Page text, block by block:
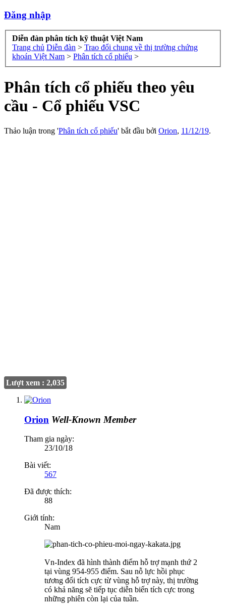
Đăng nhập
Diễn đàn phân tích kỹ thuật Việt Nam
Trang chủ Diễn đàn > Trao đổi chung về thị trường chứng
khoán Việt Nam > Phân tích cổ phiếu >
Phân tích cổ phiếu theo yêu
cầu - Cổ phiếu VSC
Thảo luận trong 'Phân tích cổ phiếu' bắt đầu bởi Orion, 11/12/19.
Lượt xem : 2,035
Orion Well-Known Member
Tham gia ngày:
23/10/18
Bài viết:
567
Đã được thích:
88
Giới tính:
Nam
Vn-Index đã hình thành điểm hỗ trợ mạnh thứ 2
tại vùng 954-955 điểm. Sau nỗ lực hồi phục
tương đối tích cực từ vùng hỗ trợ này, thị trường
có khả năng sẽ tiếp tục diễn biến tích cực trong
những phiên còn lại của tuần.